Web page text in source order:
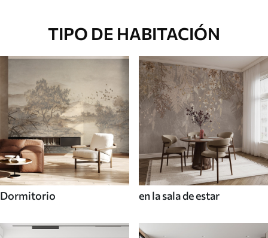
TIPO DE HABITACIÓN
Dormitorio en la sala de estar